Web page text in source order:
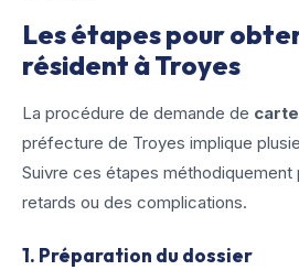
Les étapes pour
résident à Troyes
La procédure de demande de
préfecture de Troyes implique
Suivre ces étapes méthodiquement
retards ou des complications.
1. Préparation du dossier